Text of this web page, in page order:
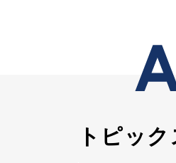
トピッ